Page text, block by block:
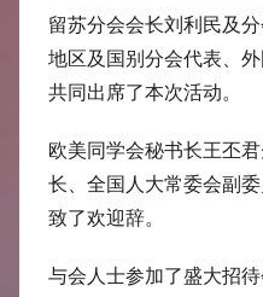
心
留苏分会会长刘利民及
地区及国别分会代表、
共同出席了本次活动。
欧美同学会秘书长王丕
长、全国人大常委会副
致了欢迎辞。
与会人士参加了盛大招